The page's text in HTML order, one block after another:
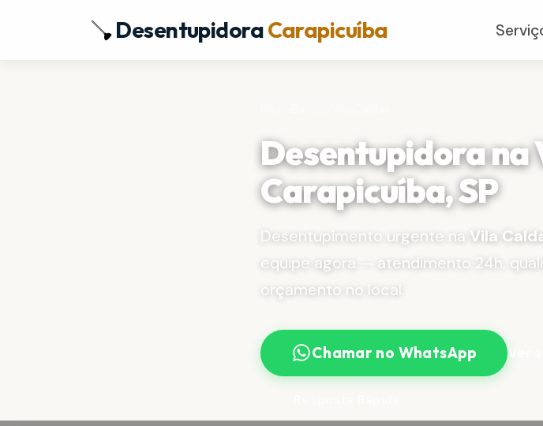
DesentupidoraCarapicuíba
Desentupidora na
Carapicuíba, SP
Desentupimento urgente na Vila
equipe agora — atendimento 24h,
orçamento no local.
Chamar no WhatsApp Ver